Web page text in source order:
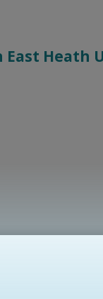
East Heath